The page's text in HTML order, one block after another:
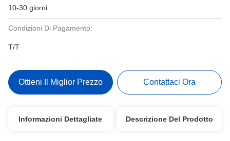
10-30 giorni
Condizioni Di Pagamento:
T/T
Ottieni Il Miglior Prezzo Contattaci Ora
Informazioni Dettagliate Descrizione Del Prodotto